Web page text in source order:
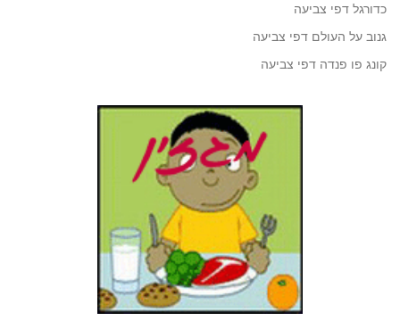
כדורגל דפי צביעה
גנוב על העולם דפי צביעה
קונג פו פנדה דפי צביעה